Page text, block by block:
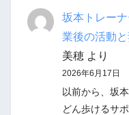
坂本トレー
業後の活動
美穂より
2026年6月17日
以前から、坂
どん歩けるサ